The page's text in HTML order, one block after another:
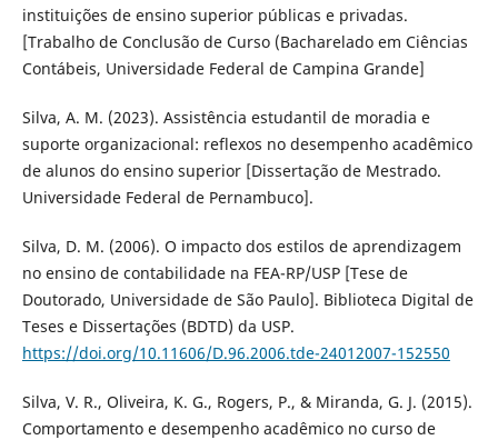
instituições de ensino superior públicas e privadas.
[Trabalho de Conclusão de Curso (Bacharelado em Ciências
Contábeis, Universidade Federal de Campina Grande]
Silva, A. M. (2023). Assistência estudantil de moradia e
suporte organizacional: reflexos no desempenho acadêmico
de alunos do ensino superior [Dissertação de Mestrado.
Universidade Federal de Pernambuco].
Silva, D. M. (2006). O impacto dos estilos de aprendizagem
no ensino de contabilidade na FEA-RP/USP [Tese de
Doutorado, Universidade de São Paulo]. Biblioteca Digital de
Teses e Dissertações (BDTD) da USP.
https://doi.org/10.11606/D.96.2006.tde-24012007-152550
Silva, V. R., Oliveira, K. G., Rogers, P., & Miranda, G. J. (2015).
Comportamento e desempenho acadêmico no curso de